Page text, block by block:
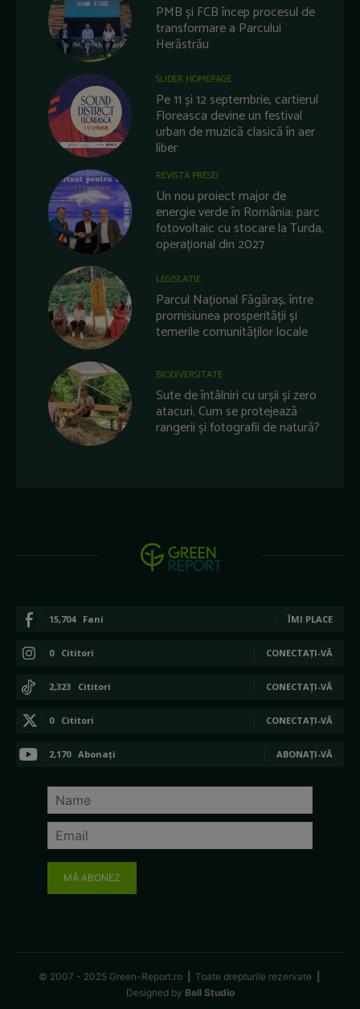
PMB și FCB încep procesul de
transformare a Parcului
Herăstrău
SLIDER HOMEPAGE
Pe 11 și 12 septembrie, cartierul
Floreasca devine un festival
urban de muzică clasică în aer
liber
REVISTA PRESEI
Un nou proiect major de
energie verde în România: parc
fotovoltaic cu stocare la Turda,
operațional din 2027
LEGISLATIE
Parcul Național Făgăraș, între
promisiunea prosperității și
temerile comunităților locale
BIODIVERSITATE
Sute de întâlniri cu urșii și zero
atacuri. Cum se protejează
rangerii și fotografii de natură?
15,704 Fani ÎMI PLACE
0 Cititori CONECTAȚI-VĂ
2,323 Cititori CONECTAȚI-VĂ
0 Cititori CONECTAȚI-VĂ
2,170 Abonați ABONAȚI-VĂ
MĂ ABONEZ
© 2007 - 2025 Green-Report.ro Toate drepturile rezervate
Designed by Bell Studio